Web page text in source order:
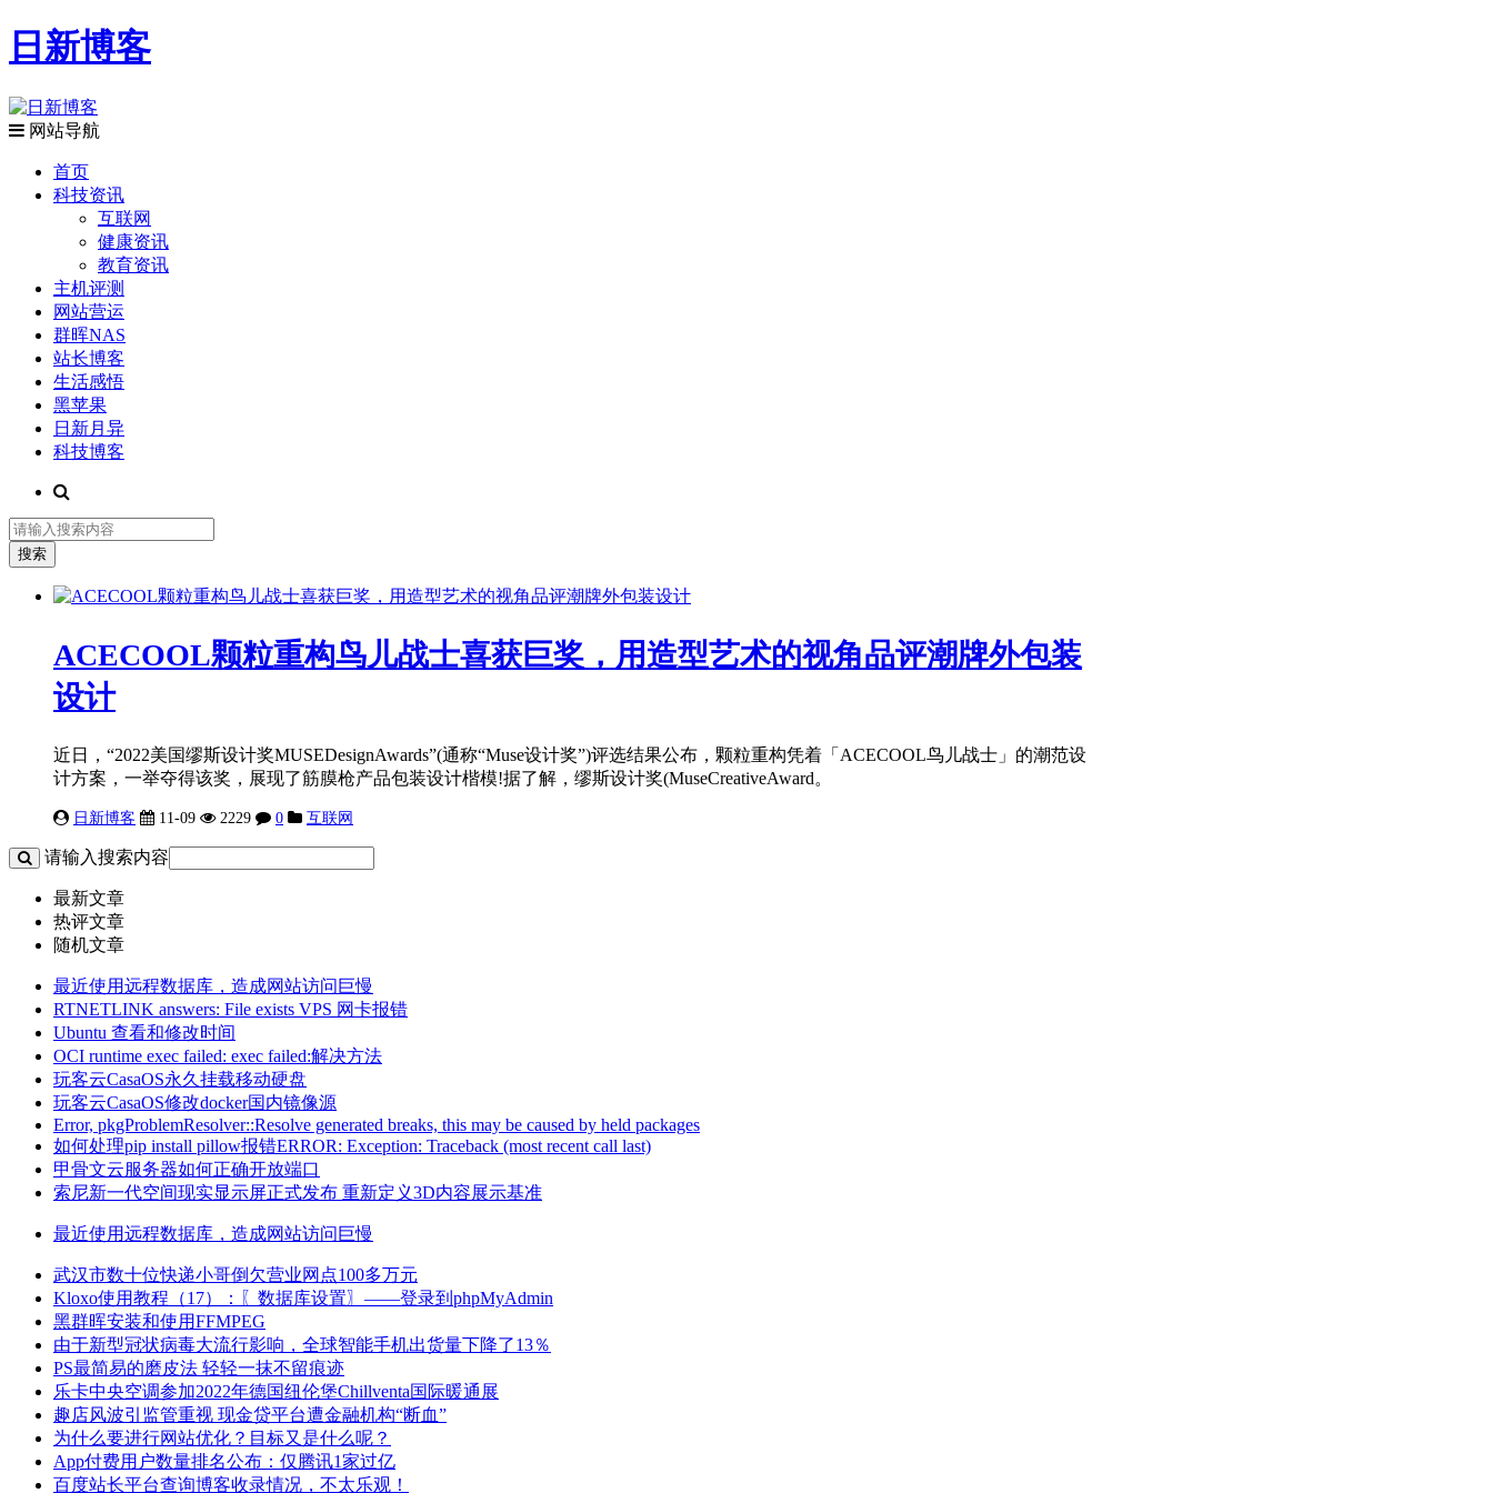
日新博客
网站导航
首页
科技资讯
互联网
健康资讯
教育资讯
主机评测
网站营运
群晖NAS
站长博客
生活感悟
黑苹果
日新月异
科技博客
ACECOOL颗粒重构鸟儿战士喜获巨奖，用造型艺术的视角品评潮牌外包装
设计
近日，“2022美国缪斯设计奖MUSEDesignAwards”(通称“Muse设计奖”)评选结果公布，颗粒重构凭着「ACECOOL鸟儿战士」的潮范设
计方案，一举夺得该奖，展现了筋膜枪产品包装设计楷模!据了解，缪斯设计奖(MuseCreativeAward。
日新博客 11-09 2229 0 互联网
请输入搜索内容
最新文章
热评文章
随机文章
最近使用远程数据库，造成网站访问巨慢
RTNETLINK answers: File exists VPS 网卡报错
Ubuntu 查看和修改时间
OCI runtime exec failed: exec failed:解决方法
玩客云CasaOS永久挂载移动硬盘
玩客云CasaOS修改docker国内镜像源
Error, pkgProblemResolver::Resolve generated breaks, this may be caused by held packages
如何处理pip install pillow报错ERROR: Exception: Traceback (most recent call last)
甲骨文云服务器如何正确开放端口
索尼新一代空间现实显示屏正式发布 重新定义3D内容展示基准
最近使用远程数据库，造成网站访问巨慢
武汉市数十位快递小哥倒欠营业网点100多万元
Kloxo使用教程（17）：〖数据库设置〗——登录到phpMyAdmin
黑群晖安装和使用FFMPEG
由于新型冠状病毒大流行影响，全球智能手机出货量下降了13％
PS最简易的磨皮法 轻轻一抹不留痕迹
乐卡中央空调参加2022年德国纽伦堡Chillventa国际暖通展
趣店风波引监管重视 现金贷平台遭金融机构“断血”
为什么要进行网站优化？目标又是什么呢？
App付费用户数量排名公布：仅腾讯1家过亿
百度站长平台查询博客收录情况，不太乐观！